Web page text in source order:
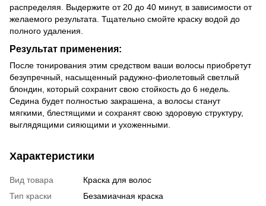
распределяя. Выдержите от 20 до 40 минут, в зависимости от
желаемого результата. Тщательно смойте краску водой до
полного удаления.
Результат применения:
После тонирования этим средством ваши волосы приобретут
безупречный, насыщенный радужно-фиолетовый светлый
блондин, который сохранит свою стойкость до 6 недель.
Седина будет полностью закрашена, а волосы станут
мягкими, блестящими и сохранят свою здоровую структуру,
выглядящими сияющими и ухоженными.
Характеристики
Вид товара
Краска для волос
Тип краски
Безамиачная краска